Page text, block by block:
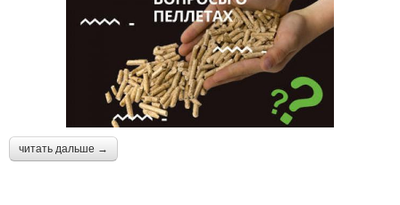
читать дальше →